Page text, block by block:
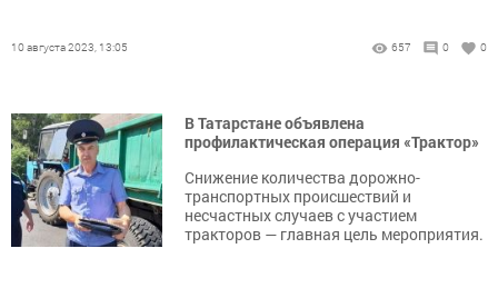
10 августа 2023, 13:05 657 0 0
В Татарстане объявлена
профилактическая операция «Трактор»
Снижение количества дорожно-
транспортных происшествий и
несчастных случаев с участием
тракторов — главная цель мероприятия.